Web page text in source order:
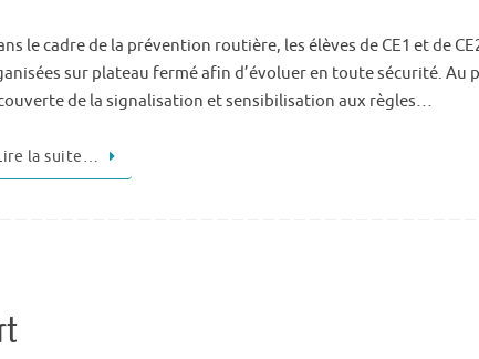
le cadre de la prévention routière, les élèves de CE1 et de
sur plateau fermé afin d’évoluer en toute sécurité. Au
de la signalisation et sensibilisation aux règles…
la suite…